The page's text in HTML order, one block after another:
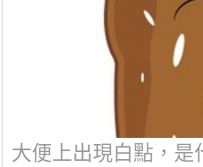
大便上出現白點，是